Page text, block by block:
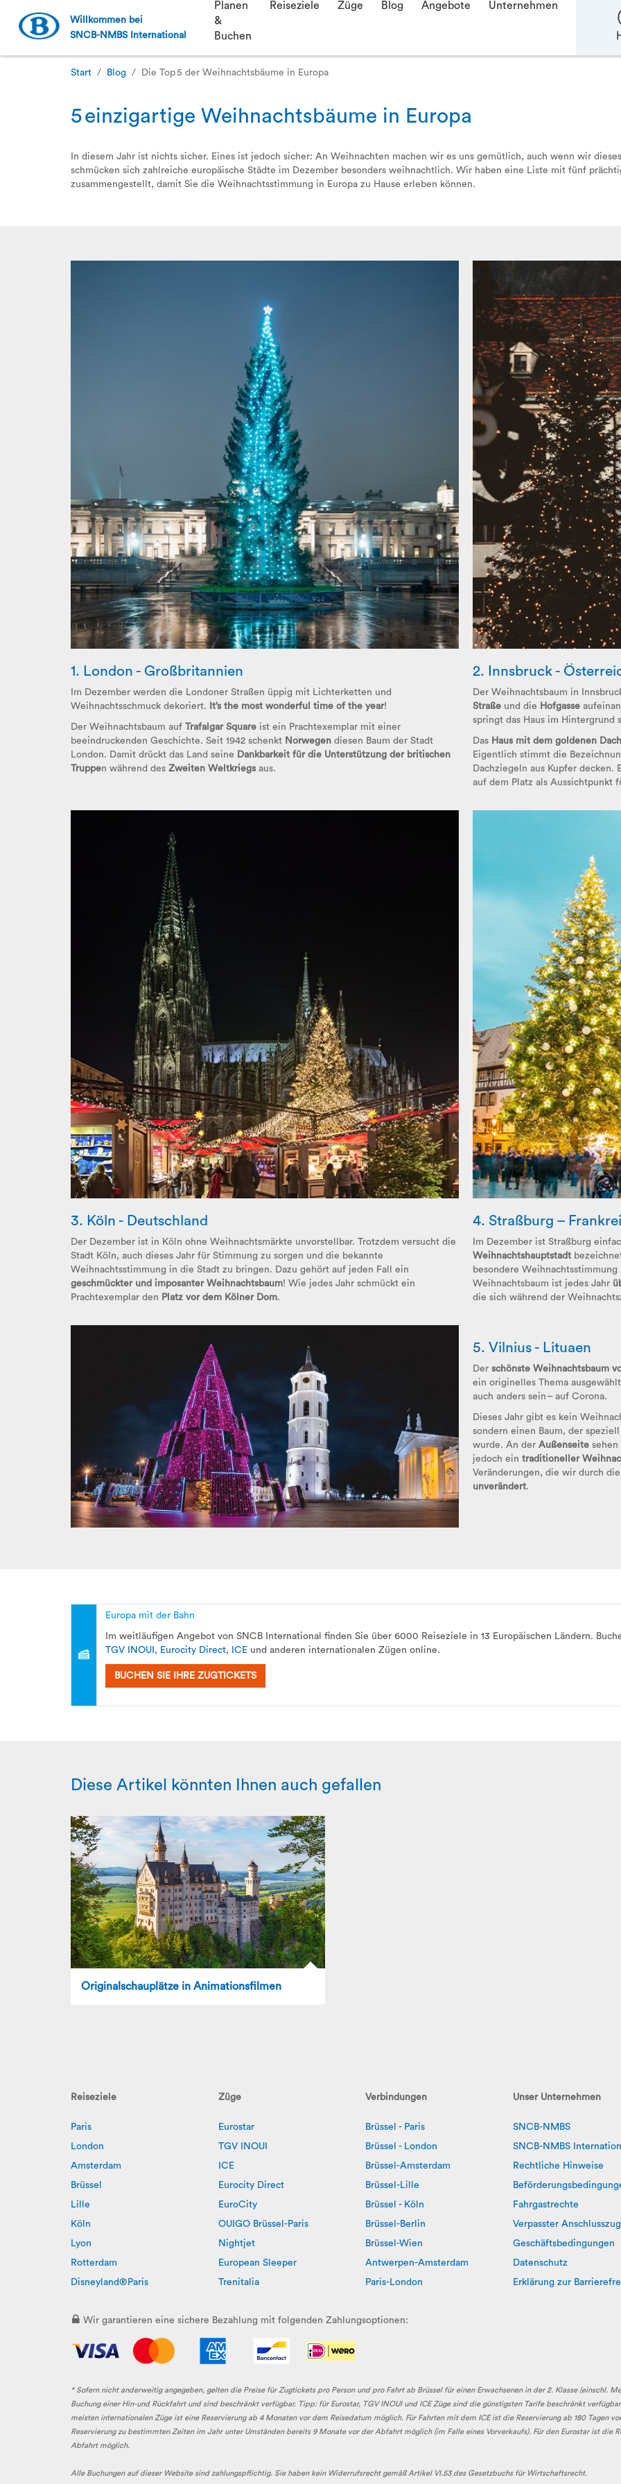
Willkommen bei
SNCB-NMBS International
Planen
&
Buchen
Reiseziele Züge Blog Angebote Unternehmen
Start Blog Die Top 5 der Weihnachtsbäume in Europa
5 einzigartige Weihnachtsbäume in Europa
In diesem Jahr ist nichts sicher. Eines ist jedoch sicher: An Weihnachten machen wir es uns gemütlich, auch wenn wir
schmücken sich zahlreiche europäische Städte im Dezember besonders weihnachtlich. Wir haben eine Liste mit fünf
zusammengestellt, damit Sie die Weihnachtsstimmung in Europa zu Hause erleben können.
1. London - Großbritannien
Im Dezember werden die Londoner Straßen üppig mit Lichterketten und
Weihnachtsschmuck dekoriert.
It’s the most wonderful time of the year!
Der Weihnachtsbaum auf Trafalgar Square ist ein Prachtexemplar mit einer
beeindruckenden Geschichte. Seit 1942 schenkt Norwegen diesen Baum der Stadt
London. Damit drückt das Land seine Dankbarkeit für die Unterstützung der britischen
Truppen während des Zweiten Weltkriegsaus.
2. Innsbruck -
Der Weihnachtsbaum in
Straße und die Hofgasse
springt das Haus im Hintergrund
Das Haus mit dem goldenen Dach
Eigentlich stimmt die
Dachziegeln aus Kupfer decken.
auf dem Platz als Aussichtpunkt
3. Köln - Deutschland
Der Dezember ist in Köln ohne Weihnachtsmärkte unvorstellbar. Trotzdem versucht die
Stadt Köln, auch dieses Jahr für Stimmung zu sorgen und die bekannte
Weihnachtsstimmung in die Stadt zu bringen. Dazu gehört auf jeden Fall ein
geschmückter und imposanter Weihnachtsbaum! Wie jedes Jahr schmückt ein
Prachtexemplar den Platz vor dem Kölner Dom.
4. Straßburg –
Im Dezember ist Straßburg
Weihnachtshauptstadt
besondere
Weihnachtsbaum ist jedes Jahr
die sich während der
5. Vilnius - Lituaen
Der schönste Weihnachtsbaum
ein originelles Thema
auch anders sein – auf Corona.
Dieses Jahr gibt es kein
sondern einen Baum, der
wurde. An der Außenseite
jedoch ein traditioneller
Veränderungen, die wir durch
unverändert.
Europa mit der Bahn
Im weitläufigen Angebot von SNCB International finden Sie über 6000 Reiseziele in 13 Europäischen Ländern.
TGV INOUI , Eurocity Direct, ICE und anderen internationalen Zügen online.
BUCHEN SIE IHRE ZUGTICKETS
Diese Artikel könnten Ihnen auch gefallen
Originalschauplätze in Animationsfilmen
Reiseziele
Paris
London
Amsterdam
Brüssel
Lille
Köln
Lyon
Rotterdam
Disneyland®Paris
Züge
Eurostar
TGV INOUI
ICE
Eurocity Direct
EuroCity
OUIGO Brüssel-Paris
Nightjet
European Sleeper
Trenitalia
Verbindungen
Brüssel - Paris
Brüssel - London
Brüssel-Amsterdam
Brüssel-Lille
Brüssel - Köln
Brüssel-Berlin
Brüssel-Wien
Antwerpen-Amsterdam
Paris-London
Unser Unternehmen
SNCB-NMBS
SNCB-NMBS
Rechtliche Hinweise
Fahrgastrechte
Verpasster Anschlusszug
Geschäftsbedingungen
Datenschutz
Erklärung zur
Wir garantieren eine sichere Bezahlung mit folgenden Zahlungsoptionen:
* Sofern nicht anderweitig angegeben, gelten die Preise für Zugtickets pro Person und pro Fahrt ab Brüssel für einen Erwachsenen in der 2. Klasse (einschl.
Buchung einer Hin-und Rückfahrt und sind beschränkt verfügbar. Tipp: für Eurostar, TGV INOUI und ICE Züge sind die günstigsten Tarife beschränkt
meisten internationalen Züge ist eine Reservierung ab 4 Monaten vor dem Reisedatum möglich. Für Fahrten mit dem ICE ist die Reservierung ab 180 Tagen
Reservierung zu bestimmten Zeiten im Jahr unter Umständen bereits 9 Monate vor der Abfahrt möglich (im Falle eines Vorverkaufs). Für den Eurostar ist die
Abfahrt möglich.
Alle Buchungen auf dieser Website sind zahlungspflichtig. Sie haben kein Widerrufsrecht gemäß Artikel VI.53 des Gesetzbuchs für Wirtschaftsrecht.